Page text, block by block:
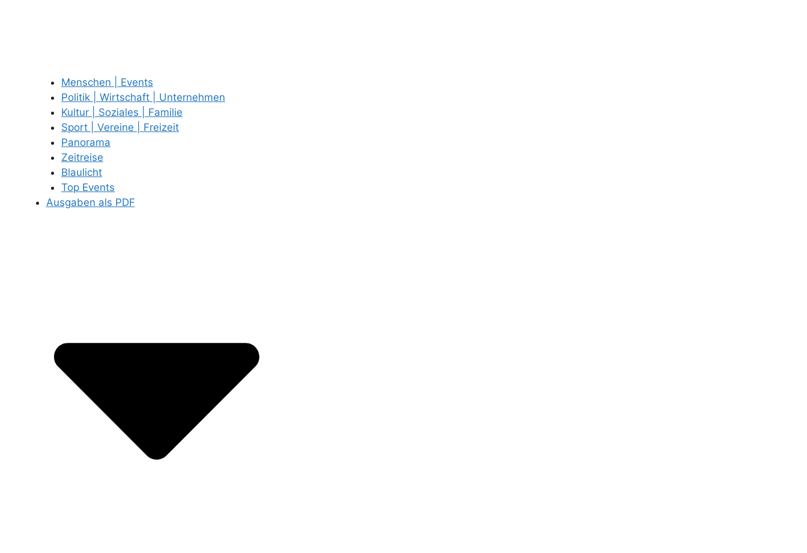
Menschen | Events
Politik | Wirtschaft | Unternehmen
Kultur | Soziales | Familie
Sport | Vereine | Freizeit
Panorama
Zeitreise
Blaulicht
Top Events
Ausgaben als PDF